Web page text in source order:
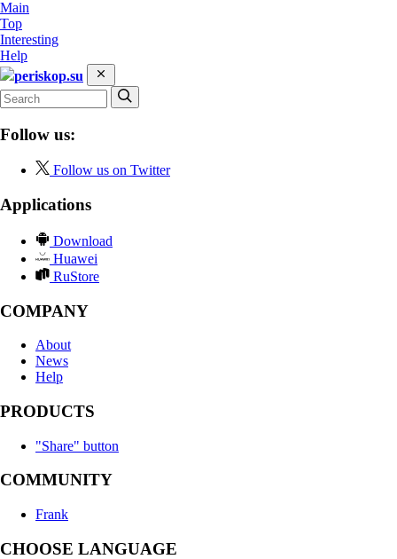
Main
Top
Interesting
Help
periskop.su
Follow us:
Follow us on Twitter
Applications
Download
Huawei
RuStore
COMPANY
About
News
Help
PRODUCTS
"Share" button
COMMUNITY
Frank
CHOOSE LANGUAGE